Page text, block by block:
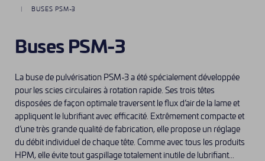
BUSES PSM-3
Buses PSM-3
La buse de pulvérisation PSM-3 a été spécialement développée
pour les scies circulaires à rotation rapide. Ses trois têtes
disposées de façon optimale traversent le flux d’air de la lame et
appliquent le lubrifiant avec efficacité. Extrêmement compacte et
d’une très grande qualité de fabrication, elle propose un réglage
du débit individuel de chaque tête. Comme avec tous les produits
HPM, elle évite tout gaspillage totalement inutile de lubrifiant...